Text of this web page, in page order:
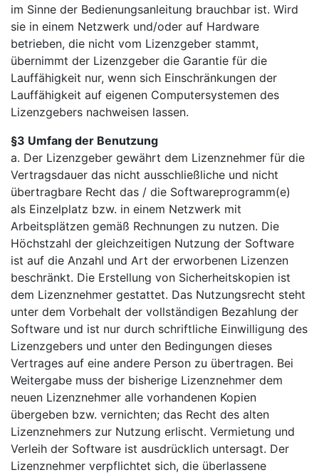
im Sinne der Bedienungsanleitung brauchbar ist. Wird
sie in einem Netzwerk und/oder auf Hardware
betrieben, die nicht vom Lizenzgeber stammt,
übernimmt der Lizenzgeber die Garantie für die
Lauffähigkeit nur, wenn sich Einschränkungen der
Lauffähigkeit auf eigenen Computersystemen des
Lizenzgebers nachweisen lassen.
§3 Umfang der Benutzung
a. Der Lizenzgeber gewährt dem Lizenznehmer für die
Vertragsdauer das nicht ausschließliche und nicht
übertragbare Recht das / die Softwareprogramm(e)
als Einzelplatz bzw. in einem Netzwerk mit
Arbeitsplätzen gemäß Rechnungen zu nutzen. Die
Höchstzahl der gleichzeitigen Nutzung der Software
ist auf die Anzahl und Art der erworbenen Lizenzen
beschränkt. Die Erstellung von Sicherheitskopien ist
dem Lizenznehmer gestattet. Das Nutzungsrecht steht
unter dem Vorbehalt der vollständigen Bezahlung der
Software und ist nur durch schriftliche Einwilligung des
Lizenzgebers und unter den Bedingungen dieses
Vertrages auf eine andere Person zu übertragen. Bei
Weitergabe muss der bisherige Lizenznehmer dem
neuen Lizenznehmer alle vorhandenen Kopien
übergeben bzw. vernichten; das Recht des alten
Lizenznehmers zur Nutzung erlischt. Vermietung und
Verleih der Software ist ausdrücklich untersagt. Der
Lizenznehmer verpflichtet sich, die überlassene